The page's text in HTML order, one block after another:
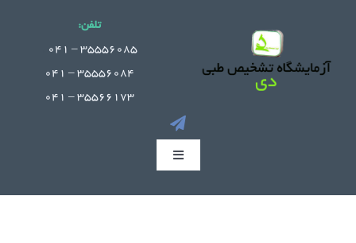
تلفن:
35556085 – 041
35556084 – 041
35566173 – 041
Toggle
صفحه اصلی